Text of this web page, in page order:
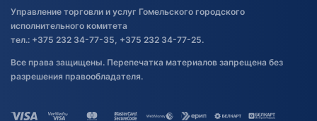
Управление торговли и услуг Гомельского городского
исполнительного комитета
тел.: +375 232 34-77-35, +375 232 34-77-25.
Все права защищены. Перепечатка материалов запрещена без
разрешения правообладателя.